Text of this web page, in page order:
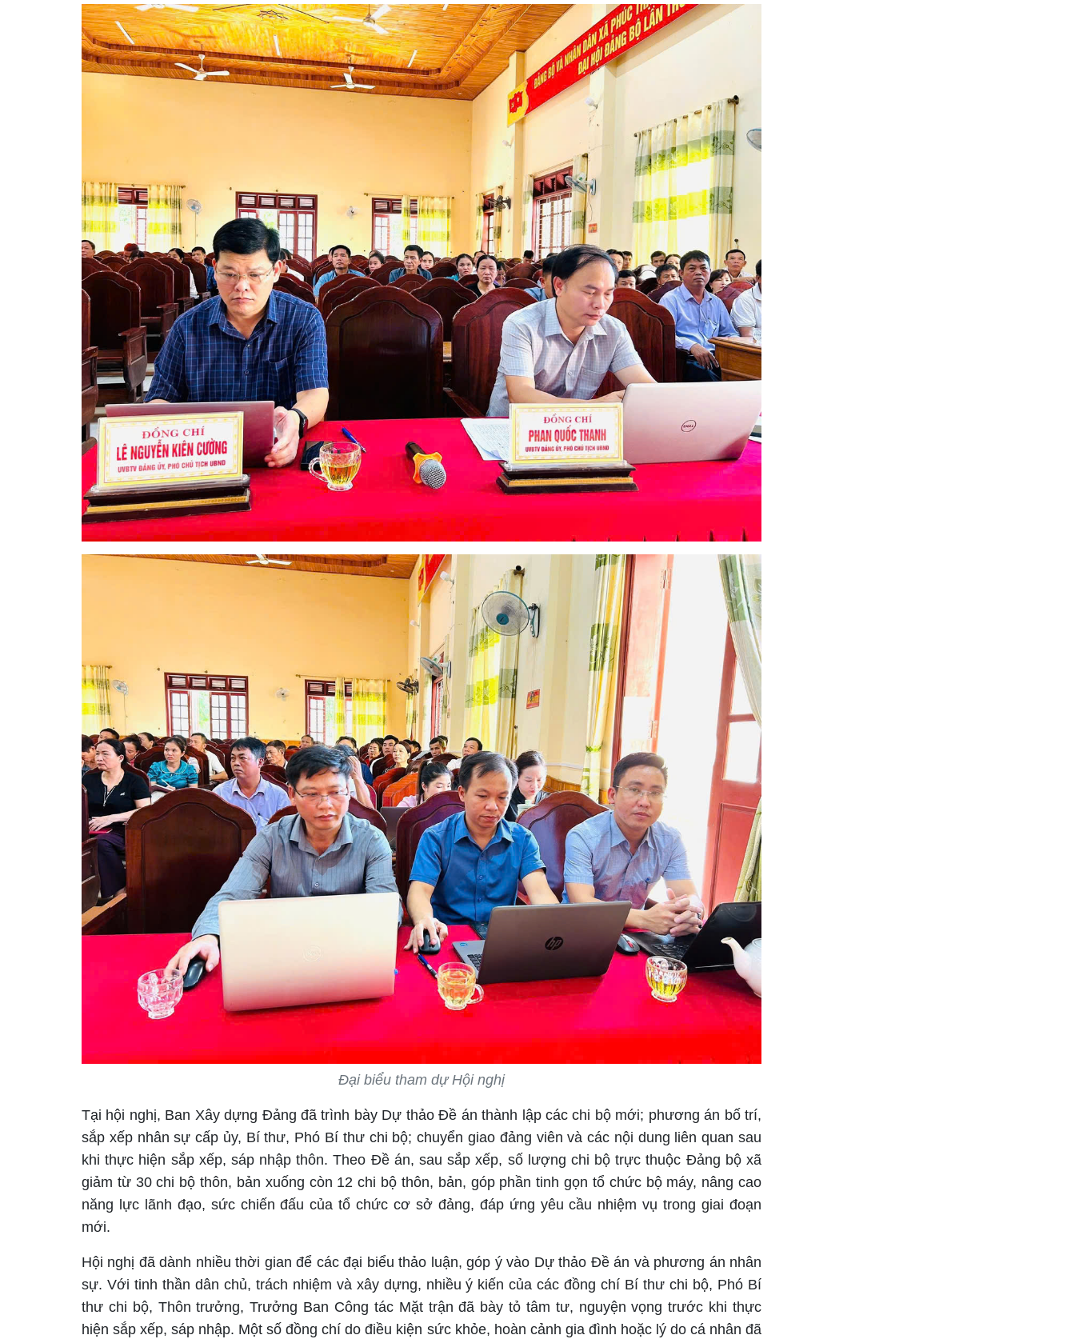
Đại biểu tham dự Hội nghị
Tại hội nghị, Ban Xây dựng Đảng đã trình bày Dự thảo Đề án thành lập các chi bộ mới; phương án bố trí,
sắp xếp nhân sự cấp ủy, Bí thư, Phó Bí thư chi bộ; chuyển giao đảng viên và các nội dung liên quan sau
khi thực hiện sắp xếp, sáp nhập thôn. Theo Đề án, sau sắp xếp, số lượng chi bộ trực thuộc Đảng bộ xã
giảm từ 30 chi bộ thôn, bản xuống còn 12 chi bộ thôn, bản, góp phần tinh gọn tổ chức bộ máy, nâng cao
năng lực lãnh đạo, sức chiến đấu của tổ chức cơ sở đảng, đáp ứng yêu cầu nhiệm vụ trong giai đoạn
mới.
Hội nghị đã dành nhiều thời gian để các đại biểu thảo luận, góp ý vào Dự thảo Đề án và phương án nhân
sự. Với tinh thần dân chủ, trách nhiệm và xây dựng, nhiều ý kiến của các đồng chí Bí thư chi bộ, Phó Bí
thư chi bộ, Thôn trưởng, Trưởng Ban Công tác Mặt trận đã bày tỏ tâm tư, nguyện vọng trước khi thực
hiện sắp xếp, sáp nhập. Một số đồng chí do điều kiện sức khỏe, hoàn cảnh gia đình hoặc lý do cá nhân đã